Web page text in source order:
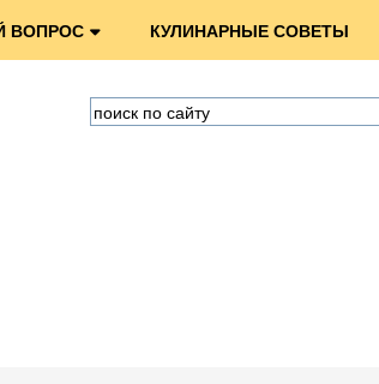
ВОПРОС
КУЛИНАРНЫЕ СОВЕТЫ